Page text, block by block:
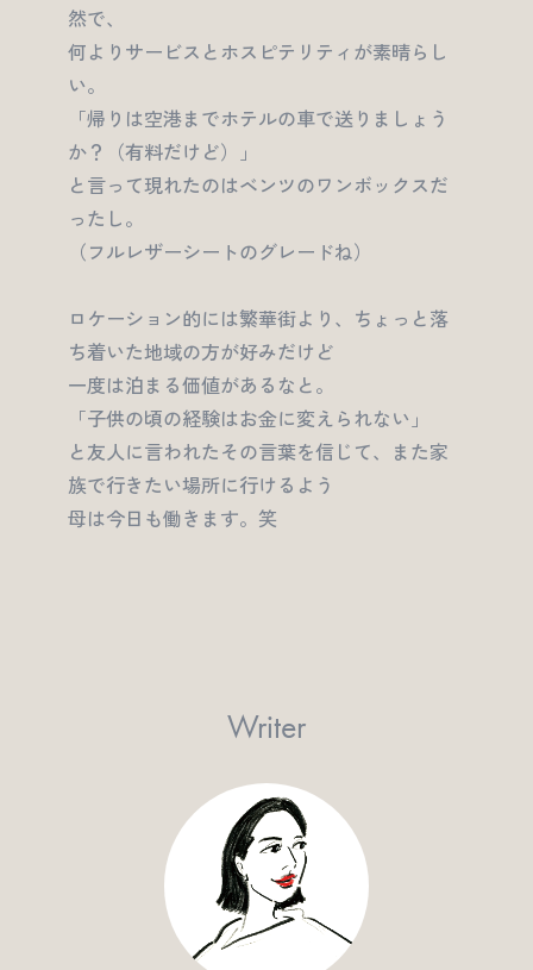
然で、
何よりサービスとホスピテリティが素晴らし
い。
「帰りは空港までホテルの車で送りましょう
か？（有料だけど）」
と言って現れたのはベンツのワンボックスだ
ったし。
（フルレザーシートのグレードね）
ロケーション的には繁華街より、ちょっと落
ち着いた地域の方が好みだけど
一度は泊まる価値があるなと。
「子供の頃の経験はお金に変えられない」
と友人に言われたその言葉を信じて、また家
族で行きたい場所に行けるよう
母は今日も働きます。笑
Writer